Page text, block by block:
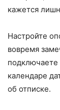
кажется
Настройте
вовремя
подключаете
календаре
об отписке.